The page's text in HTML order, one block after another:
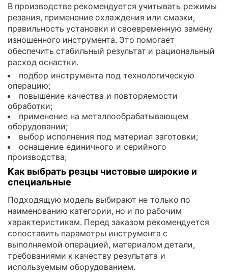
В производстве рекомендуется учитывать режимы
резания, применение охлаждения или смазки,
правильность установки и своевременную замену
изношенного инструмента. Это помогает
обеспечить стабильный результат и рациональный
расход оснастки.
подбор инструмента под технологическую
операцию;
повышение качества и повторяемости
обработки;
применение на металлообрабатывающем
оборудовании;
выбор исполнения под материал заготовки;
оснащение единичного и серийного
производства;
Как выбрать резцы чистовые широкие и
специальные
Подходящую модель выбирают не только по
наименованию категории, но и по рабочим
характеристикам. Перед заказом рекомендуется
сопоставить параметры инструмента с
выполняемой операцией, материалом детали,
требованиями к качеству результата и
используемым оборудованием.